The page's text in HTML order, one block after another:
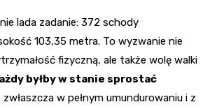
lada zadanie: 372 schody
103,35 metra. To wyzwanie nie
fizyczną, ale także wolę walki
byłby w stanie sprostać
zwłaszcza w pełnym umundurowaniu i z